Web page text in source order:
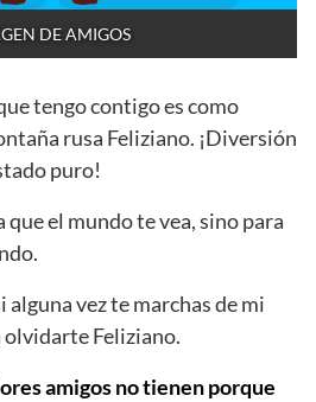
DE AMIGOS
tengo contigo es como
rusa Feliziano. ¡Diversión
puro!
que el mundo te vea, sino para
alguna vez te marchas de mi
olvidarte Feliziano.
amigos no tienen porque